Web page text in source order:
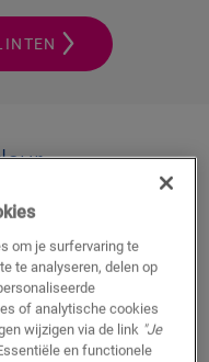
om je surfervaring te
te analyseren, delen op
of analytische cookies
wijzigen via de link "Je
en functionele